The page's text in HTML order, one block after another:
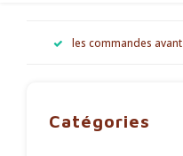
les commandes
Catégories